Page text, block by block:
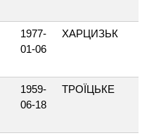
1977-
01-06
ХАРЦИЗЬК
1959-
06-18
ТРОЇЦЬКЕ